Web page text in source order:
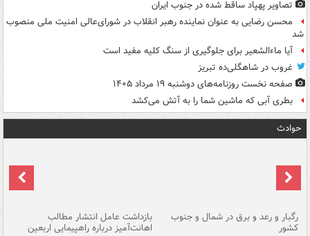
تصاویر پهپاد ساقط شده در جنوب ایران
محسن رضایی به عنوان نماینده رهبر انقلاب در شورای‌عالی امنیت ملی منصوب
شد
آیا ماءالشعیر برای جلوگیری از سنگ کلیه مفید است
غروب در شاهگلی‌ده تبریز
صفحه نخست روزنامه‌های دوشنبه ۱۹ مرداد ۱۴۰۵
بطری آبی که ماشین شما را به آتش می‌کشد
حوادث
رگبار و رعد و برق در شمال و جنوب
کشور
بازداشت عامل انتشار مطالب
اهانت‌آمیز درباره راهپیمایی اربعین